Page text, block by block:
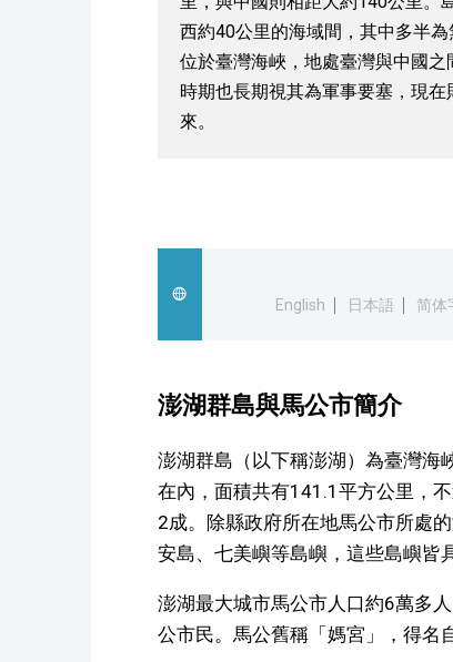
西約40公里的海域間，其中多半
位於臺灣海峽，地處臺灣與中國
時期也長期視其為軍事要塞，現
來。
English
日本語 简体
澎湖群島與馬公市簡介
澎湖群島（以下稱澎湖）為臺灣海
在內，面積共有141.1平方公里，
2成。除縣政府所在地馬公市所處
安島、七美嶼等島嶼，這些島嶼皆
澎湖最大城市馬公市人口約6萬多
公市民。馬公舊稱「媽宮」，得名